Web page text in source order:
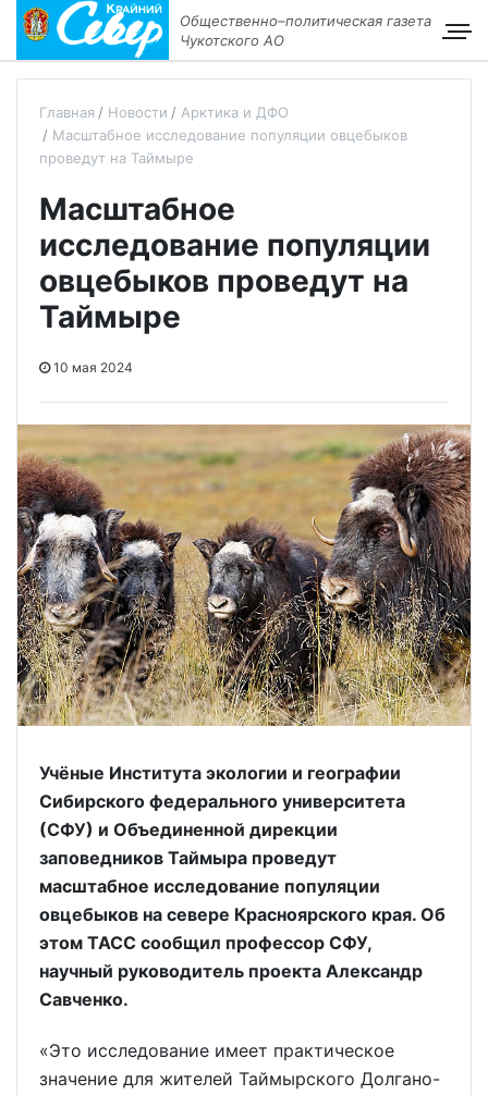
Общественно–политическая газета
Чукотского АО
Главная Новости
Арктика и ДФО
Масштабное исследование популяции овцебыков
проведут на Таймыре
Масштабное
исследование популяции
овцебыков проведут на
Таймыре
10 мая 2024
Учёные Института экологии и географии
Сибирского федерального университета
(СФУ) и Объединенной дирекции
заповедников Таймыра проведут
масштабное исследование популяции
овцебыков на севере Красноярского края. Об
этом ТАСС сообщил профессор СФУ,
научный руководитель проекта Александр
Савченко.
«Это исследование имеет практическое
значение для жителей Таймырского Долгано-